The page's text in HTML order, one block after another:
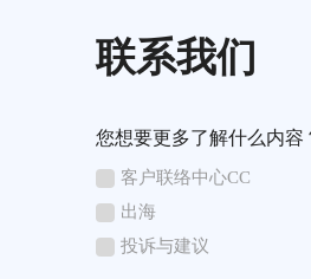
联系我们
您想要更多了解什么内容
客户联络中心CC
出海
投诉与建议